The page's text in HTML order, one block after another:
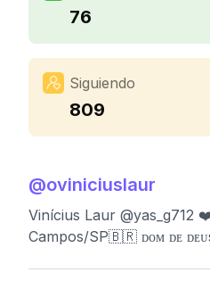
76
Siguiendo
809
@oviniciuslaur
Vinícius Laur @yas_g712
Campos/SP🇧🇷 ᴅᴏᴍ ᴅᴇ